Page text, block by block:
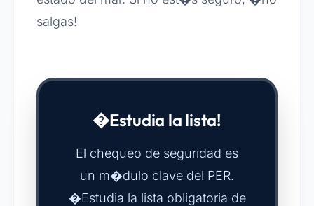
salgas!
�Estudia la lista!
El chequeo de seguridad es
un m�dulo clave del PER.
�Estudia la lista obligatoria de